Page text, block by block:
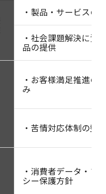
・製品・サービスの
・社会課題解決に資
品の提供
・お客様満足推進の
み
・苦情対応体制の整
・消費者データ・プ
シー保護方針